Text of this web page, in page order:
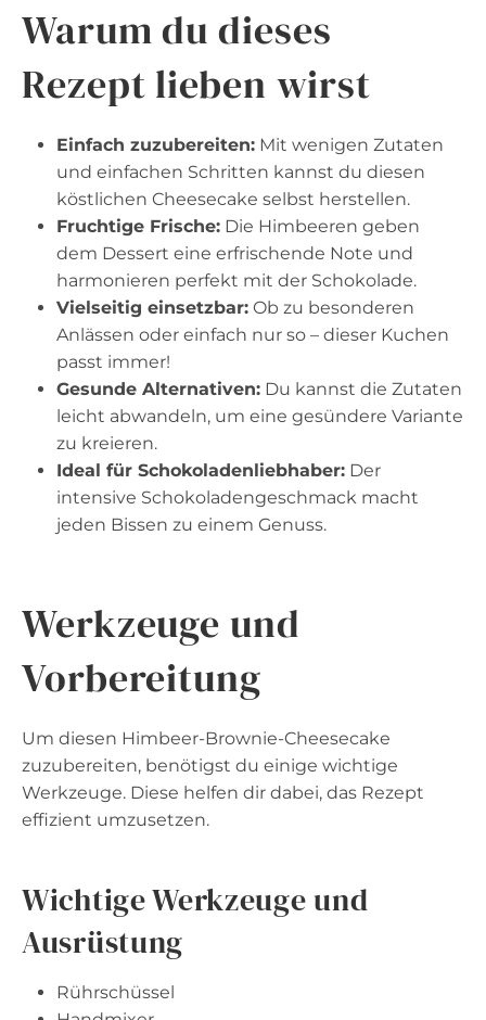
Warum du dieses
Rezept lieben wirst
Einfach zuzubereiten: Mit wenigen Zutaten
und einfachen Schritten kannst du diesen
köstlichen Cheesecake selbst herstellen.
Fruchtige Frische: Die Himbeeren geben
dem Dessert eine erfrischende Note und
harmonieren perfekt mit der Schokolade.
Vielseitig einsetzbar: Ob zu besonderen
Anlässen oder einfach nur so – dieser Kuchen
passt immer!
Gesunde Alternativen: Du kannst die Zutaten
leicht abwandeln, um eine gesündere Variante
zu kreieren.
Ideal für Schokoladenliebhaber: Der
intensive Schokoladengeschmack macht
jeden Bissen zu einem Genuss.
Werkzeuge und
Vorbereitung
Um diesen Himbeer-Brownie-Cheesecake
zuzubereiten, benötigst du einige wichtige
Werkzeuge. Diese helfen dir dabei, das Rezept
effizient umzusetzen.
Wichtige Werkzeuge und
Ausrüstung
Rührschüssel